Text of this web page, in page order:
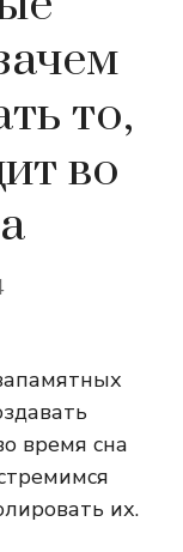
то,
во
время сна
их.